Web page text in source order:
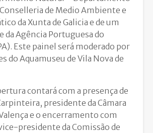
de Medio Ambiente e
da Xunta de Galicia e de um
da Agência Portuguesa do
Este painel será moderado por
do Aquamuseu de Vila Nova de
contará com a presença de
presidente da Câmara
e o encerramento com
presidente da Comissão de